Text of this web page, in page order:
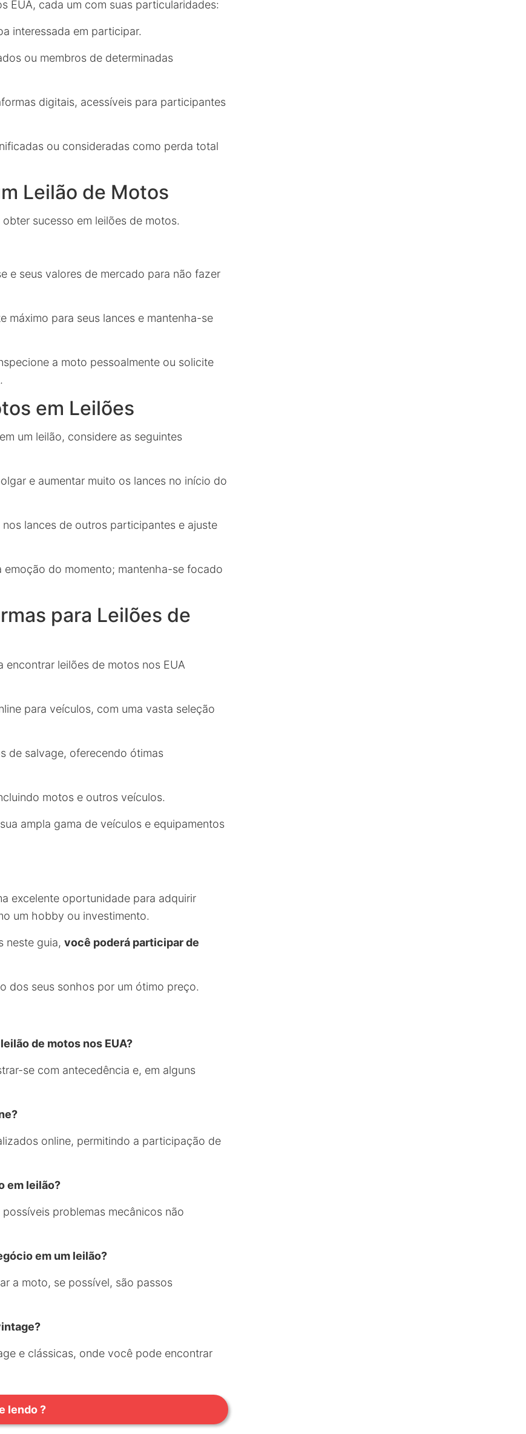
EUA, cada um com suas particularidades:
interessada em participar.
ou membros de determinadas
digitais, acessíveis para participantes
ou consideradas como perda total
Leilão de Motos
sucesso em leilões de motos.
e seus valores de mercado para não fazer
máximo para seus lances e mantenha-se
a moto pessoalmente ou solicite
em Leilões
um leilão, considere as seguintes
e aumentar muito os lances no início do
nos lances de outros participantes e ajuste
emoção do momento; mantenha-se focado
para Leilões de
leilões de motos nos EUA
para veículos, com uma vasta seleção
de salvage, oferecendo ótimas
motos e outros veículos.
ampla gama de veículos e equipamentos
excelente oportunidade para adquirir
um hobby ou investimento.
neste guia, você poderá participar de
dos seus sonhos por um ótimo preço.
de motos nos EUA?
se com antecedência e, em alguns
online, permitindo a participação de
em leilão?
problemas mecânicos não
em um leilão?
a moto, se possível, são passos
e clássicas, onde você pode encontrar
lendo ?